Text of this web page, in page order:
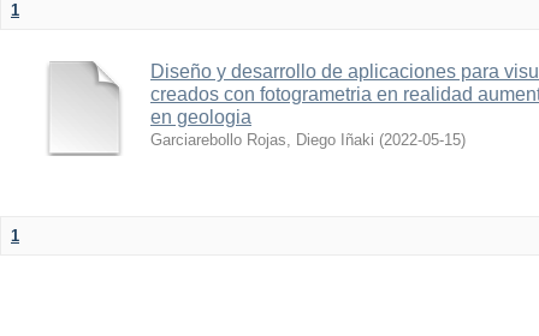
1
Diseño y desarrollo de aplicaciones para
creados con fotogrametria en realidad
en geologia
Garciarebollo Rojas, Diego Iñaki (2022-05-15)
1